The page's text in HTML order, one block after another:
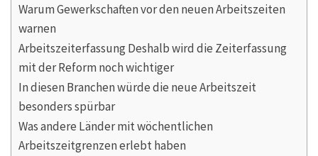
Warum Gewerkschaften vor den neuen Arbeitszeiten
warnen
Arbeitszeiterfassung Deshalb wird die Zeiterfassung
mit der Reform noch wichtiger
In diesen Branchen würde die neue Arbeitszeit
besonders spürbar
Was andere Länder mit wöchentlichen
Arbeitszeitgrenzen erlebt haben